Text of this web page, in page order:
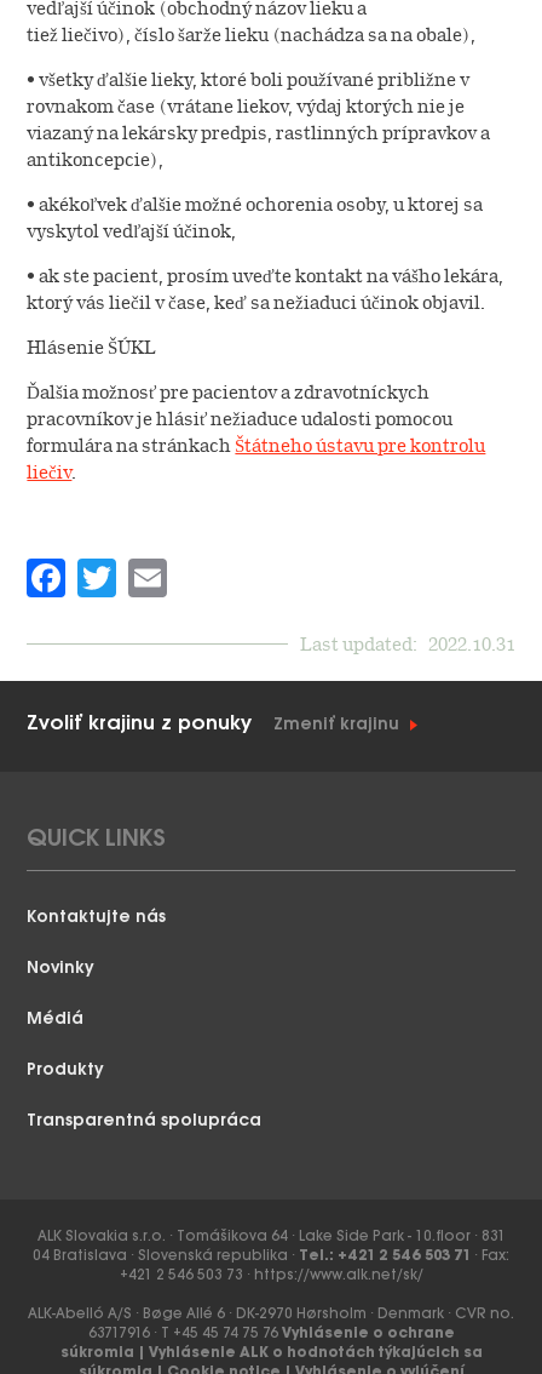
vedľajší účinok (obchodný názov lieku a
tiež liečivo), číslo šarže lieku (nachádza sa na obale),
• všetky ďalšie lieky, ktoré boli používané približne v
rovnakom čase (vrátane liekov, výdaj ktorých nie je
viazaný na lekársky predpis, rastlinných prípravkov a
antikoncepcie),
• akékoľvek ďalšie možné ochorenia osoby, u ktorej sa
vyskytol vedľajší účinok,
• ak ste pacient, prosím uveďte kontakt na vášho lekára,
ktorý vás liečil v čase, keď sa nežiaduci účinok objavil.
Hlásenie ŠÚKL
Ďalšia možnosť pre pacientov a zdravotníckych
pracovníkov je hlásiť nežiaduce udalosti pomocou
formulára na stránkach Štátneho ústavu pre kontrolu
liečiv.
Facebook
Twitter
Last updated: 2022.10.31
Zvoliť krajinu z ponuky Zmeniť krajinu
QUICK LINKS
Kontaktujte nás
Novinky
Médiá
Produkty
Transparentná spolupráca
ALK Slovakia s.r.o. ∙ Tomášikova 64 ∙ Lake Side Park - 10.floor ∙ 831
04 Bratislava ∙ Slovenská republika ∙ Tel.: +421 2 546 503 71
∙ Fax:
+421 2 546 503 73 ∙ https://www.alk.net/sk/
ALK-Abelló A/S ∙ Bøge Allé 6 ∙ DK-2970 Hørsholm ∙ Denmark ∙ CVR no.
63717916 ∙ T +45 45 74 75 76 Vyhlásenie o ochrane
súkromia
Vyhlásenie ALK o hodnotách týkajúcich sa